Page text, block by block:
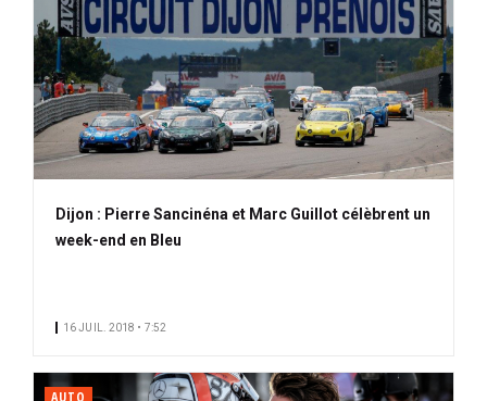
Dijon : Pierre Sancinéna et Marc Guillot célèbrent un
week-end en Bleu
16 JUIL. 2018 • 7:52
AUTO